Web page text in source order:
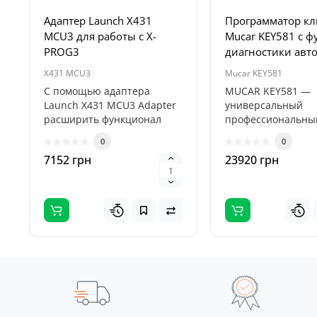
Адаптер Launch X431
MCU3 для работы с X-
PROG3
X431 MCU3
С помощью адаптера
Launch X431 MCU3 Adapter
расширить функционал
предоставив ..
0
7152 грн
Программатор
Mucar KEY581 с
диагностики авто
Mucar KEY581
MUCAR KEY581 —
универсальный
программирования
автомобильных
0
23920 грн